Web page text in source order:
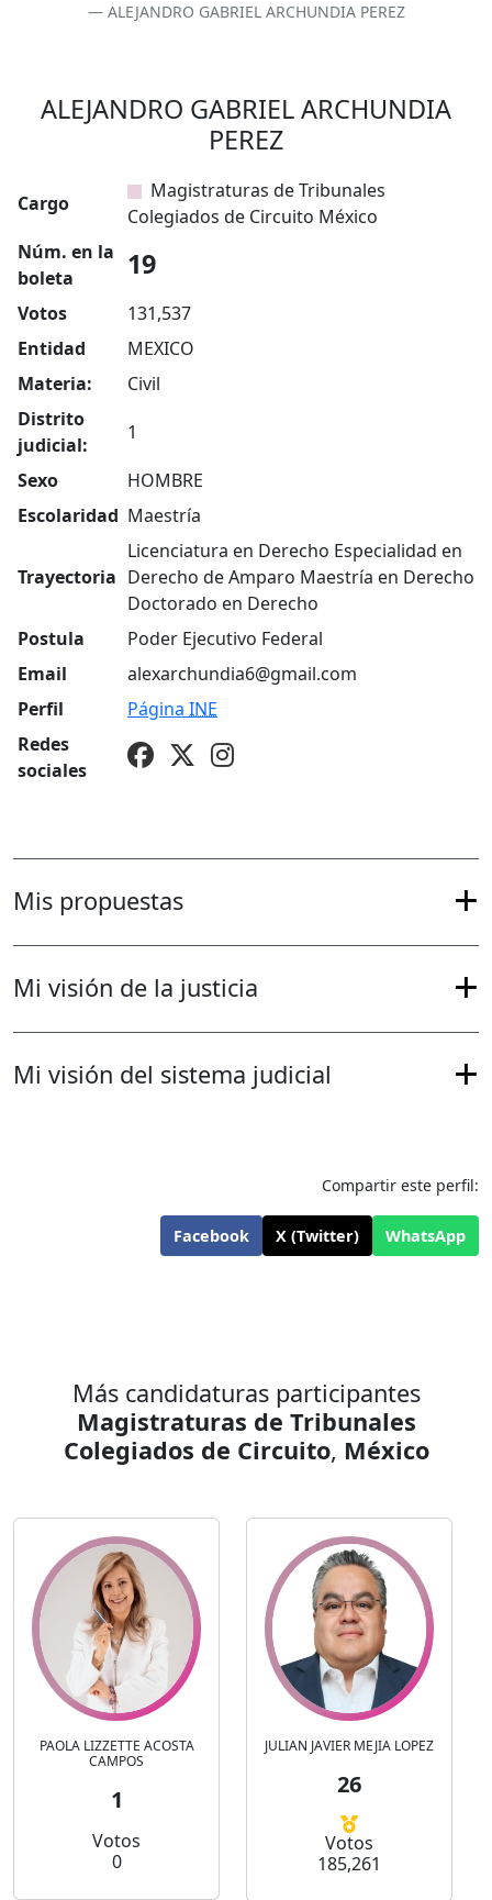
ALEJANDRO GABRIEL ARCHUNDIA PEREZ
ALEJANDRO GABRIEL ARCHUNDIA
PEREZ
Cargo
Magistraturas de Tribunales
Colegiados de Circuito México
Núm. en la
boleta
19
Votos
131,537
Entidad
MEXICO
Materia:
Civil
Distrito
judicial:
1
Sexo
HOMBRE
Escolaridad Maestría
Trayectoria
Licenciatura en Derecho Especialidad en
Derecho de Amparo Maestría en Derecho
Doctorado en Derecho
Postula
Poder Ejecutivo Federal
Email
alexarchundia6@gmail.com
Perfil
Página INE
Redes
sociales
Mis propuestas
Mi visión de la justicia
Mi visión del sistema judicial
Compartir este perfil:
Facebook X (Twitter) WhatsApp
Más candidaturas participantes
Magistraturas de Tribunales
Colegiados de Circuito, México
PAOLA LIZZETTE ACOSTA
CAMPOS
1
Votos
0
JULIAN JAVIER MEJIA LOPEZ
26
Votos
185,261